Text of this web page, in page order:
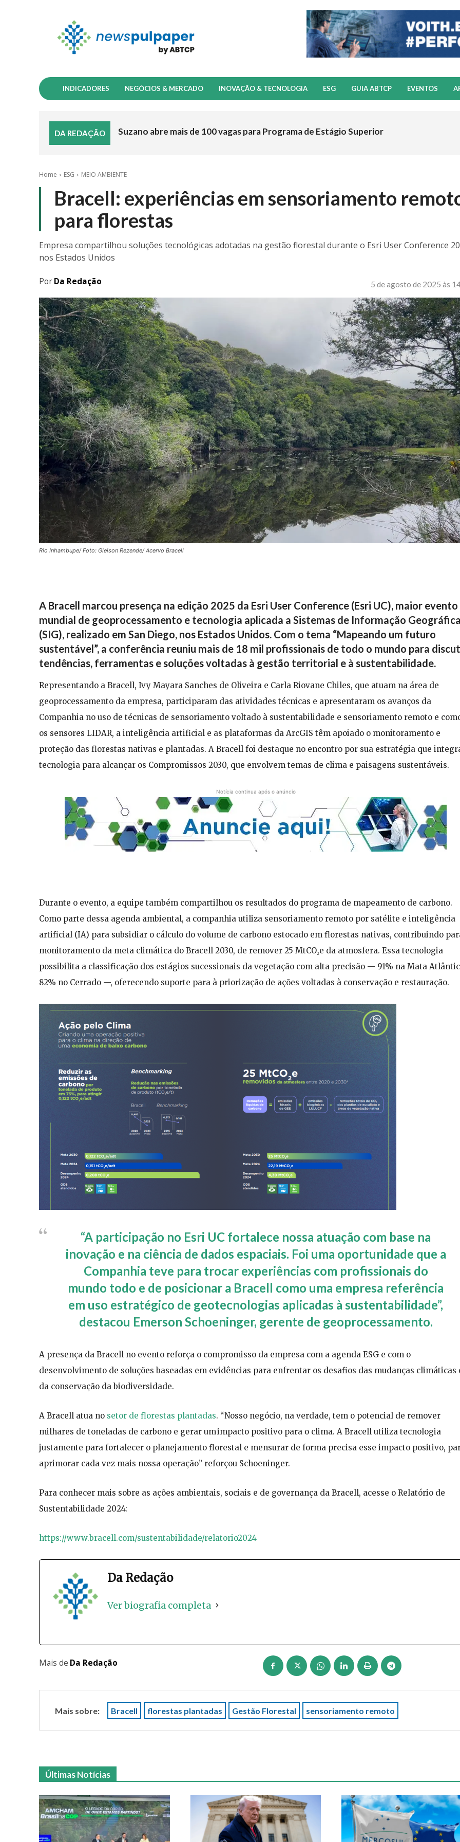
INDICADORES NEGÓCIOS & MERCADO INOVAÇÃO & TECNOLOGIA ESG GUIA ABTCP EVENTOS
DA REDAÇÃO Suzano abre mais de 100 vagas para Programa de Estágio Superior
Home ESG MEIO AMBIENTE
Bracell: experiências em sensoriamento
para florestas
Empresa compartilhou soluções tecnológicas adotadas na gestão florestal durante o Esri User Conference
nos Estados Unidos
PorDa Redação 5 de agosto de 2025 às
Rio Inhambupe/ Foto: Gleison Rezende/ Acervo Bracell
A Bracell marcou presença na edição 2025 da Esri User Conference (Esri UC), maior evento
mundial de geoprocessamento e tecnologia aplicada a Sistemas de Informação
(SIG), realizado em San Diego, nos Estados Unidos. Com o tema “Mapeando um futuro
sustentável”, a conferência reuniu mais de 18 mil profissionais de todo o mundo para
tendências, ferramentas e soluções voltadas à gestão territorial e à sustentabilidade.
Representando a Bracell, Ivy Mayara Sanches de Oliveira e Carla Riovane Chiles, que atuam na área de
geoprocessamento da empresa, participaram das atividades técnicas e apresentaram os avanços da
Companhia no uso de técnicas de sensoriamento voltado à sustentabilidade e sensoriamento remoto e
os sensores LIDAR, a inteligência artificial e as plataformas da ArcGIS têm apoiado o monitoramento e
proteção das florestas nativas e plantadas. A Bracell foi destaque no encontro por sua estratégia que
tecnologia para alcançar os Compromissos 2030, que envolvem temas de clima e paisagens sustentáveis.
Notícia continua após o anúncio
Durante o evento, a equipe também compartilhou os resultados do programa de mapeamento de carbono.
Como parte dessa agenda ambiental, a companhia utiliza sensoriamento remoto por satélite e inteligência
artificial (IA) para subsidiar o cálculo do volume de carbono estocado em florestas nativas, contribuindo
monitoramento da meta climática do Bracell 2030, de remover 25 MtCO₂e da atmosfera. Essa tecnologia
possibilita a classificação dos estágios sucessionais da vegetação com alta precisão — 91% na Mata
82% no Cerrado —, oferecendo suporte para à priorização de ações voltadas à conservação e restauração.
“A participação no Esri UC fortalece nossa atuação com base na
inovação e na ciência de dados espaciais. Foi uma oportunidade que a
Companhia teve para trocar experiências com profissionais do
mundo todo e de posicionar a Bracell como uma empresa referência
em uso estratégico de geotecnologias aplicadas à sustentabilidade”,
destacou Emerson Schoeninger, gerente de geoprocessamento.
A presença da Bracell no evento reforça o compromisso da empresa com a agenda ESG e com o
desenvolvimento de soluções baseadas em evidências para enfrentar os desafios das mudanças climáticas
da conservação da biodiversidade.
A Bracell atua no setor de florestas plantadas. “Nosso negócio, na verdade, tem o potencial de remover
milhares de toneladas de carbono e gerar um impacto positivo para o clima. A Bracell utiliza tecnologia
justamente para fortalecer o planejamento florestal e mensurar de forma precisa esse impacto positivo,
aprimorar cada vez mais nossa operação” reforçou Schoeninger.
Para conhecer mais sobre as ações ambientais, sociais e de governança da Bracell, acesse o Relatório de
Sustentabilidade 2024:
https://www.bracell.com/sustentabilidade/relatorio2024
Da Redação
Ver biografia completa
Mais de Da Redação
Mais sobre: Bracell florestas plantadas Gestão Florestal sensoriamento remoto
Últimas Notícias